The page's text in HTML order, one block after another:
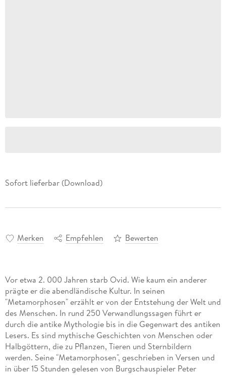
Sofort lieferbar (Download)
Merken Empfehlen Bewerten
Vor etwa 2. 000 Jahren starb Ovid. Wie kaum ein anderer
prägte er die abendländische Kultur. In seinen
"Metamorphosen" erzählt er von der Entstehung der Welt und
des Menschen. In rund 250 Verwandlungssagen führt er
durch die antike Mythologie bis in die Gegenwart des antiken
Lesers. Es sind mythische Geschichten von Menschen oder
Halbgöttern, die zu Pflanzen, Tieren und Sternbildern
werden. Seine "Metamorphosen", geschrieben in Versen und
in über 15 Stunden gelesen von Burgschauspieler Peter